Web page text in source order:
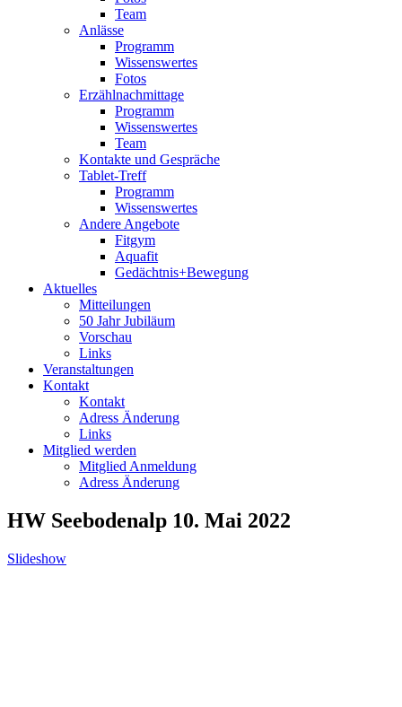
Team
Anlässe
Programm
Wissenswertes
Fotos
Erzählnachmittage
Programm
Wissenswertes
Team
Kontakte und Gespräche
Tablet-Treff
Programm
Wissenswertes
Andere Angebote
Fitgym
Aquafit
Gedächtnis+Bewegung
Aktuelles
Mitteilungen
50 Jahr Jubiläum
Vorschau
Links
Veranstaltungen
Kontakt
Kontakt
Adress Änderung
Links
Mitglied werden
Mitglied Anmeldung
Adress Änderung
HW Seebodenalp 10. Mai 2022
Slideshow